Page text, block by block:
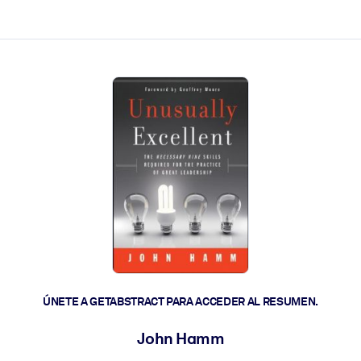
y actúen más rápido.
ÚNETE A GETABSTRACT PARA ACCEDER AL RESUMEN.
John Hamm